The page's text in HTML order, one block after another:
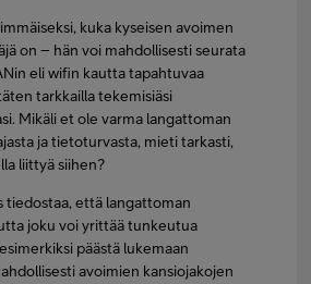
kuka kyseisen avoimen
on – hän voi mahdollisesti seurata
eli wifin kautta tapahtuvaa
tarkkailla tekemisiäsi
Mikäli et ole varma langattoman
ja tietoturvasta, mieti tarkasti,
liittyä siihen?
tiedostaa, että langattoman
joku voi yrittää tunkeutua
päästä lukemaan
avoimien kansiojakojen